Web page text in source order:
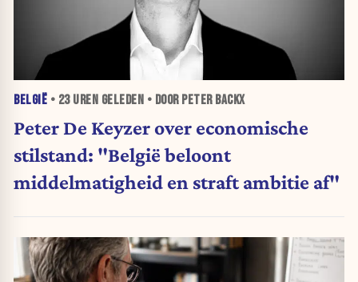
BELGIË • 23 UREN GELEDEN • DOOR PETER BACKX
Peter De Keyzer over economische
stilstand: "België beloont
middelmatigheid en straft ambitie af"